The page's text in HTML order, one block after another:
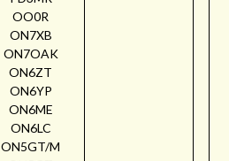
OO0R
ON7XB
ON7OAK
ON6ZT
ON6YP
ON6ME
ON6LC
ON5GT/M